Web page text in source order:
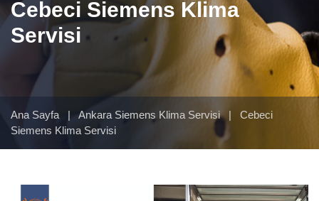
Cebeci Siemens Klima
Servisi
Ana Sayfa | Ankara Siemens Klima Servisi|
Cebeci
Siemens Klima Servisi